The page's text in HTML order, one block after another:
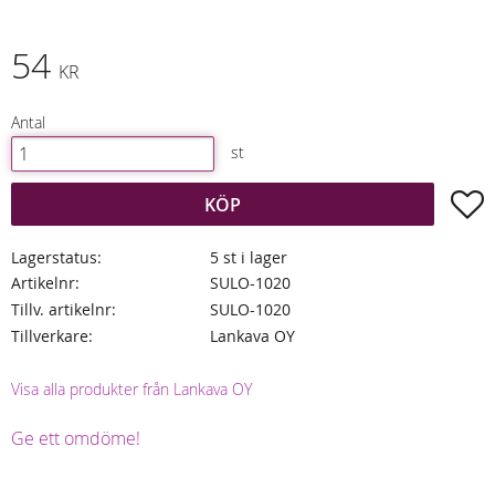
54 KR
Antal
st
KÖP
Lagerstatus
5 st i lager
Artikelnr
SULO-1020
Tillv. artikelnr
SULO-1020
Tillverkare
Lankava OY
Visa alla produkter från Lankava OY
Ge ett omdöme!